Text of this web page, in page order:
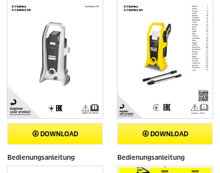
DOWNLOAD DOWNLOAD
Bedienungsanleitung Bedienungsanleitung